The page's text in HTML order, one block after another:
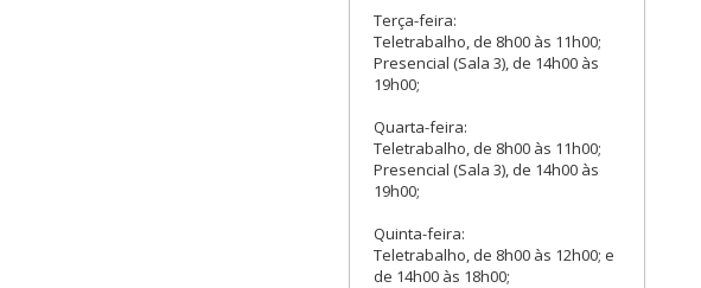
Terça-feira:
Teletrabalho, de 8h00 às 11h00;
Presencial (Sala 3), de 14h00 às
19h00;
Quarta-feira:
Teletrabalho, de 8h00 às 11h00;
Presencial (Sala 3), de 14h00 às
19h00;
Quinta-feira:
Teletrabalho, de 8h00 às 12h00; e
de 14h00 às 18h00;